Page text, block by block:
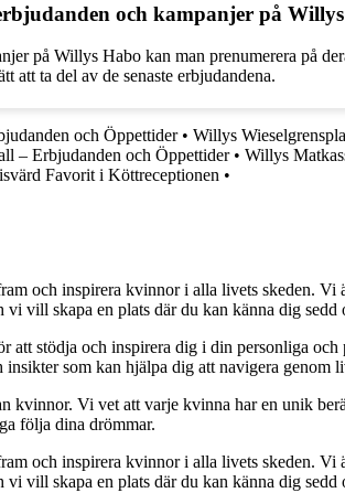
och kampanjer på
på Willys Habo kan man prenumerera på
att ta del av de senaste erbjudandena.
och Öppettider• Willys
– Erbjudanden och Öppettider• Willys
Favorit i Köttreceptionen •
och inspirera kvinnor i alla livets skeden. Vi
vill skapa en plats där du kan känna dig sedd
att stödja och inspirera dig i din personliga
som kan hjälpa dig att navigera genom
Vi vet att varje kvinna har en unik
följa dina drömmar.
och inspirera kvinnor i alla livets skeden. Vi
vill skapa en plats där du kan känna dig sedd